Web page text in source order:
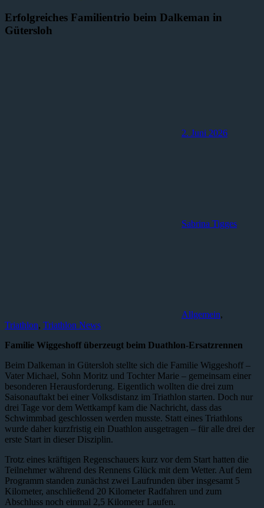
Erfolgreiches Familientrio beim Dalkeman in
Gütersloh
2. Juni 2026
Sabrina Tigges
Allgemein,
Triathlon, Triathlon News
Familie Wiggeshoff überzeugt beim Duathlon-Ersatzrennen
Beim Dalkeman in Gütersloh stellte sich die Familie Wiggeshoff –
Vater Michael, Sohn Moritz und Tochter Marie – gemeinsam einer
besonderen Herausforderung. Eigentlich wollten die drei zum
Saisonauftakt bei einer Volksdistanz im Triathlon starten. Doch nur
drei Tage vor dem Wettkampf kam die Nachricht, dass das
Schwimmbad geschlossen werden musste. Statt eines Triathlons
wurde daher kurzfristig ein Duathlon ausgetragen – für alle drei der
erste Start in dieser Disziplin.
Trotz eines kräftigen Regenschauers kurz vor dem Start hatten die
Teilnehmer während des Rennens Glück mit dem Wetter. Auf dem
Programm standen zunächst zwei Laufrunden über insgesamt 5
Kilometer, anschließend 20 Kilometer Radfahren und zum
Abschluss noch einmal 2,5 Kilometer Laufen.